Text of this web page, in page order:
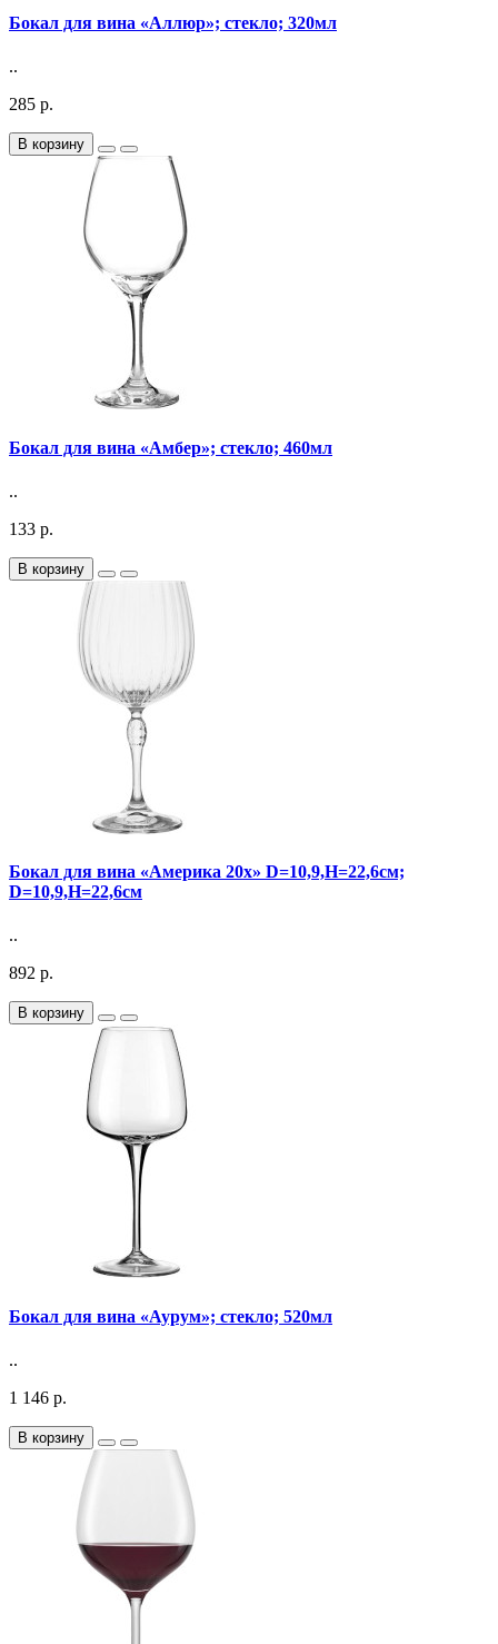
Бокал для вина «Аллюр»; стекло; 320мл
..
285 р.
В корзину
Бокал для вина «Амбер»; стекло; 460мл
..
133 р.
В корзину
Бокал для вина «Америка 20х» D=10,9,H=22,6см;
D=10,9,H=22,6см
..
892 р.
В корзину
Бокал для вина «Аурум»; стекло; 520мл
..
1 146 р.
В корзину